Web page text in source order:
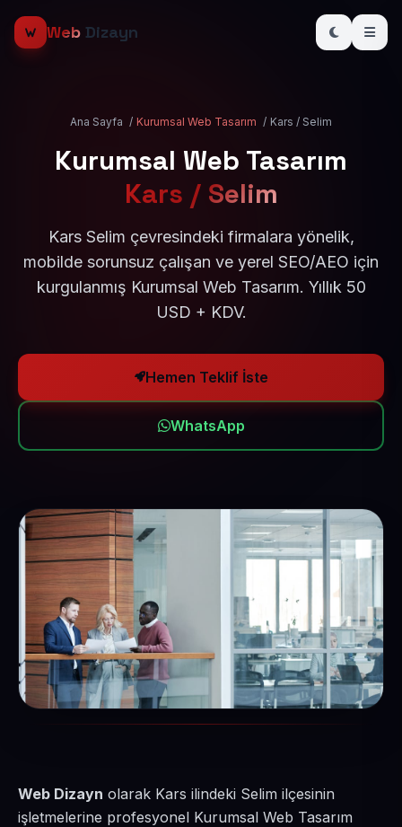
Web Dizayn
Ana Sayfa / Kurumsal Web Tasarım / Kars / Selim
Kurumsal Web Tasarım
Kars / Selim
Kars Selim çevresindeki firmalara yönelik,
mobilde sorunsuz çalışan ve yerel SEO/AEO için
kurgulanmış Kurumsal Web Tasarım. Yıllık 50
USD + KDV.
Hemen Teklif İste
WhatsApp
Web Dizayn olarak Kars ilindeki Selim ilçesinin
işletmelerine profesyonel Kurumsal Web Tasarım